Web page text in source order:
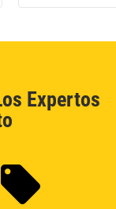
Expertos